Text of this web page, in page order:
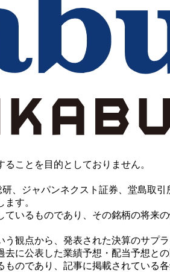
ことを目的としておりません。
ジャパンネクスト証券、堂島取引
す。
いるものであり、その銘柄の将来
観点から、発表された決算のサプ
に公表した業績予想・配当予想と
のであり、記事に掲載されている